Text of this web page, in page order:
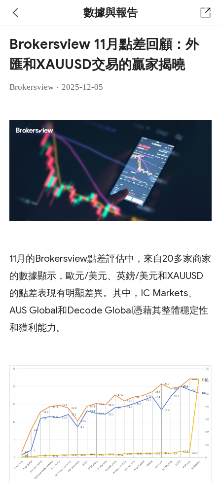
數據與報告
Brokersview 11月點差回顧：外
匯和XAUUSD交易的贏家揭曉
Brokersview · 2025-12-05
11月的Brokersview點差評估中，來自20多家商家
的數據顯示，歐元/美元、英鎊/美元和XAUUSD
的點差表現有明顯差異。其中，IC Markets、
AUS Global和Decode Global憑藉其整體穩定性
和獲利能力。